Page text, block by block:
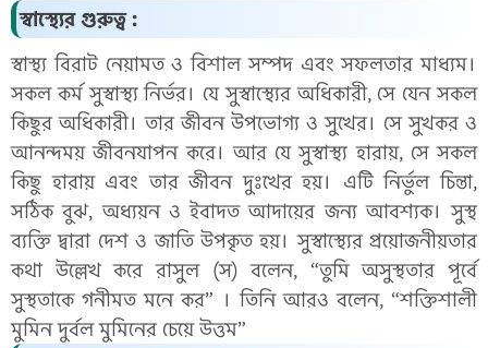
স্বাস্থ্যের গুরুত্ব :
স্বাস্থ্য বিরাট নেয়ামত ও বিশাল সম্পদ এবং সফলতার মাধ্যম।
সকল কর্ম সুস্বাস্থ্য নির্ভর। যে সুস্বাস্থ্যের অধিকারী, সে যেন সকল
কিছুর অধিকারী। তার জীবন উপভোগ্য ও সুখের। সে সুখকর ও
আনন্দময় জীবনযাপন করে। আর যে সুস্বাস্থ্য হারায়, সে সকল
কিছু হারায় এবং তার জীবন দুঃখের হয়। এটি নির্ভুল চিন্তা,
সঠিক বুঝ, অধ্যয়ন ও ইবাদত আদায়ের জন্য আবশ্যক। সুস্থ
ব্যক্তি দ্বারা দেশ ও জাতি উপকৃত হয়। সুস্বাস্থ্যের প্রয়োজনীয়তার
কথা উল্লেখ করে রাসুল (স) বলেন, “তুমি অসুস্থতার পূর্বে
সুস্থতাকে গনীমত মনে কর” । তিনি আরও বলেন, “শক্তিশালী
মুমিন দুর্বল মুমিনের চেয়ে উত্তম”